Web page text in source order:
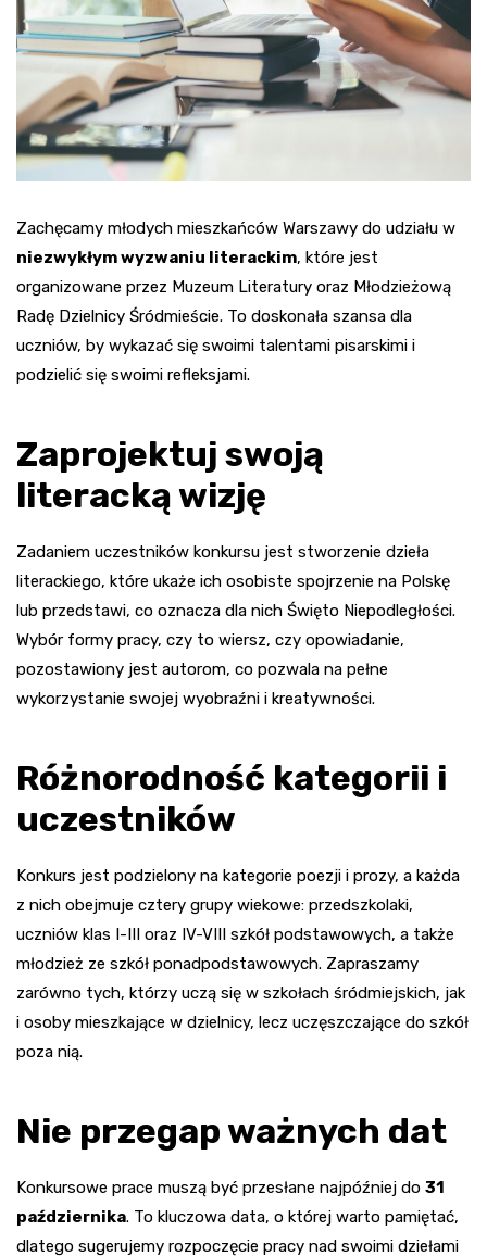
Zachęcamy młodych mieszkańców Warszawy do udziału w
niezwykłym wyzwaniu literackim, które jest
organizowane przez Muzeum Literatury oraz Młodzieżową
Radę Dzielnicy Śródmieście. To doskonała szansa dla
uczniów, by wykazać się swoimi talentami pisarskimi i
podzielić się swoimi refleksjami.
Zaprojektuj swoją
literacką wizję
Zadaniem uczestników konkursu jest stworzenie dzieła
literackiego, które ukaże ich osobiste spojrzenie na Polskę
lub przedstawi, co oznacza dla nich Święto Niepodległości.
Wybór formy pracy, czy to wiersz, czy opowiadanie,
pozostawiony jest autorom, co pozwala na pełne
wykorzystanie swojej wyobraźni i kreatywności.
Różnorodność kategorii i
uczestników
Konkurs jest podzielony na kategorie poezji i prozy, a każda
z nich obejmuje cztery grupy wiekowe: przedszkolaki,
uczniów klas I-III oraz IV-VIII szkół podstawowych, a także
młodzież ze szkół ponadpodstawowych. Zapraszamy
zarówno tych, którzy uczą się w szkołach śródmiejskich, jak
i osoby mieszkające w dzielnicy, lecz uczęszczające do szkół
poza nią.
Nie przegap ważnych dat
Konkursowe prace muszą być przesłane najpóźniej do 31
października. To kluczowa data, o której warto pamiętać,
dlatego sugerujemy rozpoczęcie pracy nad swoimi dziełami